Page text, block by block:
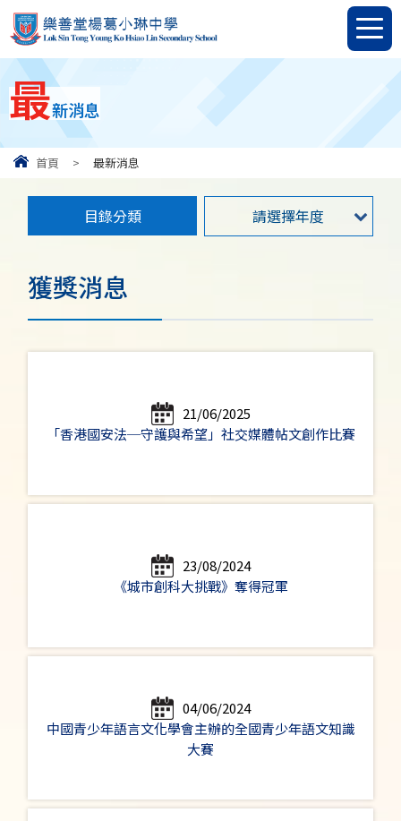
最新消息
首頁 > 最新消息
請選擇年度
目錄分類
獲獎消息
21/06/2025
「香港國安法─守護與希望」社交媒體帖文創作比賽
23/08/2024
《城市創科大挑戰》奪得冠軍
04/06/2024
中國青少年語言文化學會主辦的全國青少年語文知識
大賽